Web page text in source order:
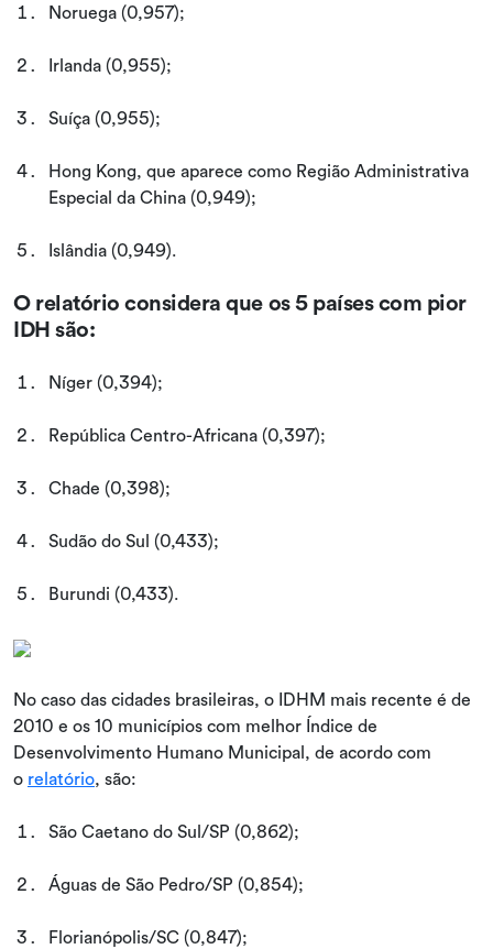
Noruega (0,957);
Irlanda (0,955);
Suíça (0,955);
Hong Kong, que aparece como Região Administrativa
Especial da China (0,949);
Islândia (0,949).
O relatório considera que os 5 países com pior
IDH são:
Níger (0,394);
República Centro-Africana (0,397);
Chade (0,398);
Sudão do Sul (0,433);
Burundi (0,433).
No caso das cidades brasileiras, o IDHM mais recente é de
2010 e os 10 municípios com melhor Índice de
Desenvolvimento Humano Municipal, de acordo com
o relatório, são:
São Caetano do Sul/SP (0,862);
Águas de São Pedro/SP (0,854);
Florianópolis/SC (0,847);